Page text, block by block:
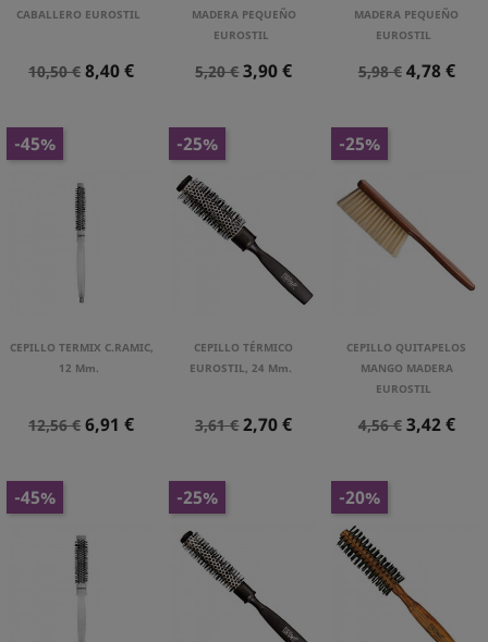
CABALLERO EUROSTIL
Precio
10,50 € Precio
8,40 €
MADERA PEQUEÑO
EUROSTIL
Precio
5,20 €Precio
3,90 €
MADERA PEQUEÑO
EUROSTIL
Precio
5,98 € Precio
4,78 €
CEPILLO TERMIX C.RAMIC,
12 Mm.
Precio
12,56 € Precio
6,91 €
-45%
CEPILLO TÉRMICO
EUROSTIL, 24 Mm.
Precio
3,61 €Precio
2,70 €
-25%
CEPILLO QUITAPELOS
MANGO MADERA
EUROSTIL
Precio
4,56 € Precio
3,42 €
-25%
-45% -25% -20%